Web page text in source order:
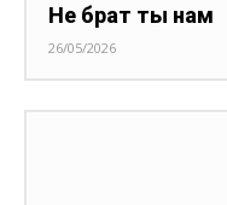
Не брат ты нам
26/05/2026